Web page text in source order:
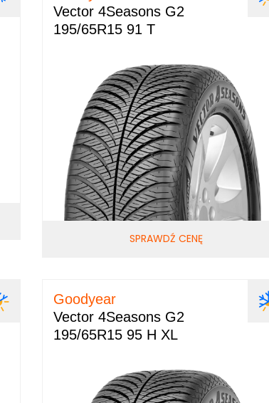
Vector 4Seasons G2
195/65R15 91 T
SPRAWDŹ CENĘ
Goodyear
Vector 4Seasons G2
195/65R15 95 H XL